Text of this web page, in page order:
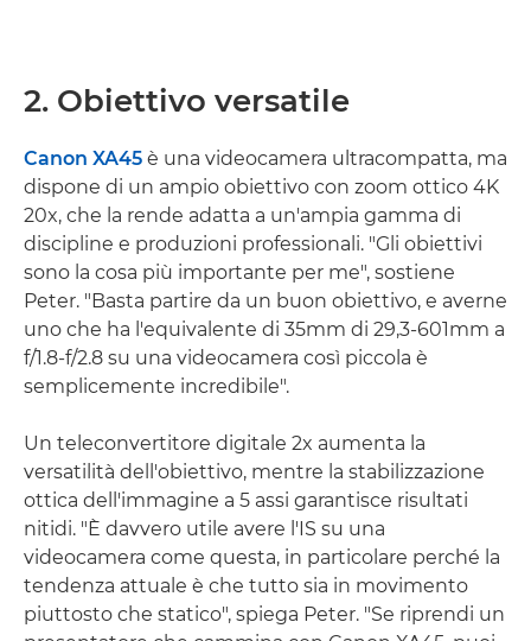
2. Obiettivo versatile
Canon XA45 è una videocamera ultracompatta, ma
dispone di un ampio obiettivo con zoom ottico 4K
20x, che la rende adatta a un'ampia gamma di
discipline e produzioni professionali. "Gli obiettivi
sono la cosa più importante per me", sostiene
Peter. "Basta partire da un buon obiettivo, e averne
uno che ha l'equivalente di 35mm di 29,3-601mm a
f/1.8-f/2.8 su una videocamera così piccola è
semplicemente incredibile".
Un teleconvertitore digitale 2x aumenta la
versatilità dell'obiettivo, mentre la stabilizzazione
ottica dell'immagine a 5 assi garantisce risultati
nitidi. "È davvero utile avere l'IS su una
videocamera come questa, in particolare perché la
tendenza attuale è che tutto sia in movimento
piuttosto che statico", spiega Peter. "Se riprendi un